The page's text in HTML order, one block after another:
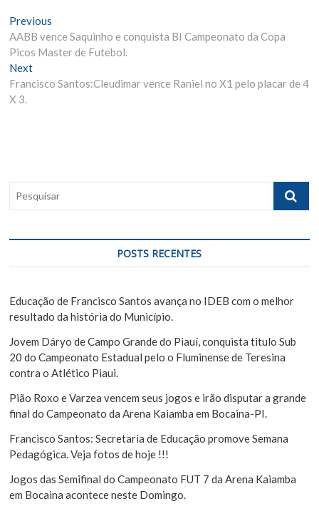
N
a
v
e
ã
o
P
o
s
t
Previous
r
e
i
t
:
AABB vence Saquinho e conquista BI Campeonato da Copa
Picos Master de Futebol.
Next
e
:
Francisco Santos:Cleudimar vence Raniel no X1 pelo placar de 4
X 3.
q
i
a
POSTS RECENTES
Educação de Francisco Santos avança no IDEB com o melhor
resultado da história do Município.
Jovem Dáryo de Campo Grande do Piauí, conquista titulo Sub
20 do Campeonato Estadual pelo o Fluminense de Teresina
contra o Atlético Piaui.
Pião Roxo e Varzea vencem seus jogos e irão disputar a grande
final do Campeonato da Arena Kaiamba em Bocaina-PI.
Francisco Santos: Secretaria de Educação promove Semana
Pedagógica. Veja fotos de hoje !!!
Jogos das Semifinal do Campeonato FUT 7 da Arena Kaiamba
em Bocaina acontece neste Domingo.